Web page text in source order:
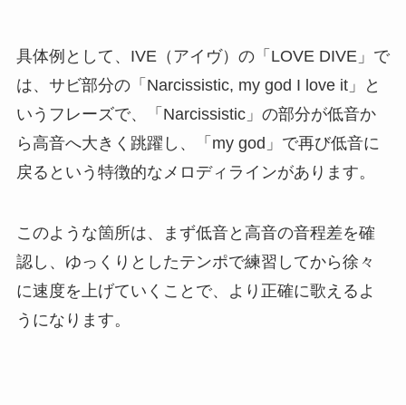
具体例として、IVE（アイヴ）の「LOVE DIVE」で
は、サビ部分の「Narcissistic, my god I love it」と
いうフレーズで、「Narcissistic」の部分が低音か
ら高音へ大きく跳躍し、「my god」で再び低音に
戻るという特徴的なメロディラインがあります。
このような箇所は、まず低音と高音の音程差を確
認し、ゆっくりとしたテンポで練習してから徐々
に速度を上げていくことで、より正確に歌えるよ
うになります。